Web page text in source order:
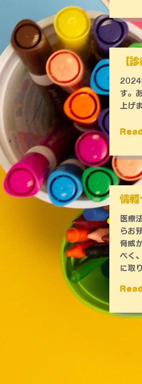
【
2024
す。
上げ
情報
医療
らお
脅威
べく
に取